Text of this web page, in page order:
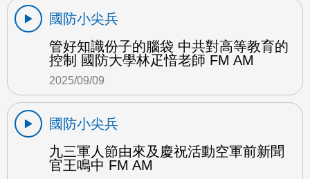
國防小尖兵
管好知識份子的腦袋 中共對高等教育的
控制 國防大學林疋愔老師 FM AM
2025/09/09
國防小尖兵
九三軍人節由來及慶祝活動空軍前新聞
官王鳴中 FM AM